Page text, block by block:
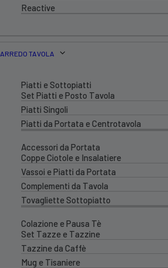
Reactive
ARREDO TAVOLA
Piatti e Sottopiatti
Set Piatti e Posto Tavola
Piatti Singoli
Piatti da Portata e Centrotavola
Accessori da Portata
Coppe Ciotole e Insalatiere
Vassoi e Piatti da Portata
Complementi da Tavola
Tovagliette Sottopiatto
Colazione e Pausa Tè
Set Tazze e Tazzine
Tazzine da Caffè
Mug e Tisaniere